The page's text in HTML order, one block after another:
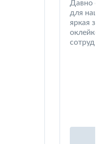
Давно
для
яркая
оклейке